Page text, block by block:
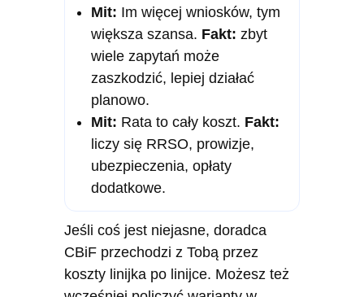
Mit: Im więcej wniosków, tym
większa szansa. Fakt: zbyt
wiele zapytań może
zaszkodzić, lepiej działać
planowo.
Mit: Rata to cały koszt. Fakt:
liczy się RRSO, prowizje,
ubezpieczenia, opłaty
dodatkowe.
Jeśli coś jest niejasne, doradca
CBiF przechodzi z Tobą przez
koszty linijka po linijce. Możesz też